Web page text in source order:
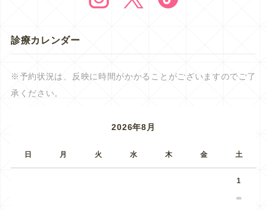
診療カレンダー
※予約状況は、反映に時間がかかることがございますのでご了
承ください。
2026年8月
日 月 火 水 木 金 土
1